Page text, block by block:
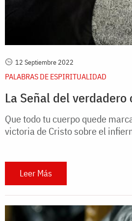
12 Septiembre 2022
PALABRAS DE ESPIRITUALIDAD
La Señal del
Que todo tu cuerpo quede
victoria de Cristo sobre el
Leer Más